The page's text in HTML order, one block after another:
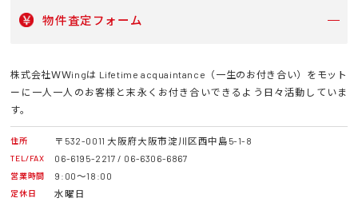
物件査定フォーム
株式会社ＷＷingは Lifetime acquaintance（一生のお付き合い）をモット
ーに一人一人のお客様と末永くお付き合いできるよう日々活動していま
す。
住所 〒532-0011 大阪府大阪市淀川区西中島5-1-8
TEL/FAX 06-6195-2217 / 06-6306-6867
営業時間 9:00～18:00
定休日 水曜日